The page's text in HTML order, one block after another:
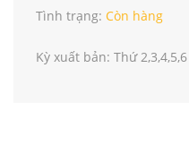
Tình trạng: Còn hàng
Kỳ xuất bản: Thứ 2,3,4,5,6